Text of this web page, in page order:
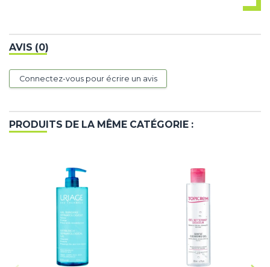
AVIS (0)
Connectez-vous pour écrire un avis
PRODUITS DE LA MÊME CATÉGORIE :